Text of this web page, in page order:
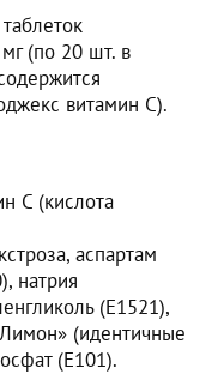
(по 20 шт. в
витамин C).
C (кислота
аспартам
натрия
(Е1521),
(идентичные
(Е101).